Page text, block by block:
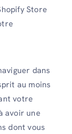
Store
dans
au moins
votre
avoir une
dont vous